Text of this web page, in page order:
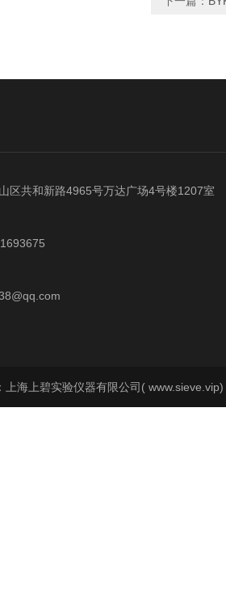
山区共和新路4965号万达广场4号楼1207室
上海上碧实验仪器有限公司(